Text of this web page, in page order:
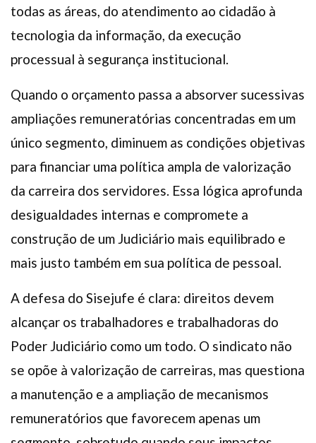
todas as áreas, do atendimento ao cidadão à
tecnologia da informação, da execução
processual à segurança institucional.
Quando o orçamento passa a absorver sucessivas
ampliações remuneratórias concentradas em um
único segmento, diminuem as condições objetivas
para financiar uma política ampla de valorização
da carreira dos servidores. Essa lógica aprofunda
desigualdades internas e compromete a
construção de um Judiciário mais equilibrado e
mais justo também em sua política de pessoal.
A defesa do Sisejufe é clara: direitos devem
alcançar os trabalhadores e trabalhadoras do
Poder Judiciário como um todo. O sindicato não
se opõe à valorização de carreiras, mas questiona
a manutenção e a ampliação de mecanismos
remuneratórios que favorecem apenas um